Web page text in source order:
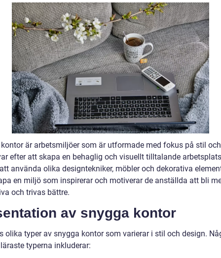
är arbetsmiljöer som är utformade med fokus på stil
efter att skapa en behaglig och visuellt tilltalande
använda olika designtekniker, möbler och dekorativa
en miljö som inspirerar och motiverar de anställda att bli
och trivas bättre.
av snygga kontor
olika typer av snygga kontor som varierar i stil och design.
typerna inkluderar: